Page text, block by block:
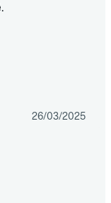
26/03/2025